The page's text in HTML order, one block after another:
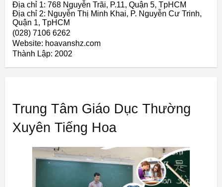
Địa chỉ 1: 768 Nguyễn Trãi, P.11, Quận 5, TpHCM
Địa chỉ 2: Nguyễn Thị Minh Khai, P. Nguyễn Cư Trinh,
Quận 1, TpHCM
(028) 7106 6262
Website: hoavanshz.com
Thành Lập: 2002
Trung Tâm Giáo Dục Thường
Xuyên Tiếng Hoa